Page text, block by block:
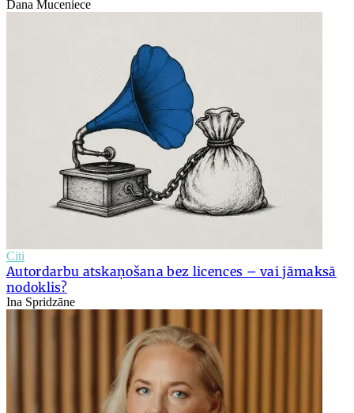
Dana Muceniece
Citi
Autordarbu atskaņošana bez licences – vai jāmaksā
nodoklis?
Ina Spridzāne